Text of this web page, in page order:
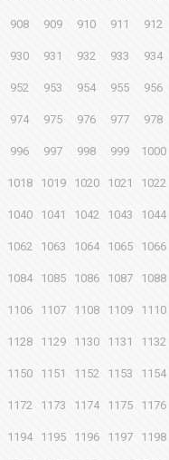
908 909 910 911 912
930 931 932 933 934
952 953 954 955 956
974 975 976 977 978
996 997 998 999 1000
1018 1019 1020 1021 1022
1040 1041 1042 1043 1044
1062 1063 1064 1065 1066
1084 1085 1086 1087 1088
1106 1107 1108 1109 1110
1128 1129 1130 1131 1132
1150 1151 1152 1153 1154
1172 1173 1174 1175 1176
1194 1195 1196 1197 1198